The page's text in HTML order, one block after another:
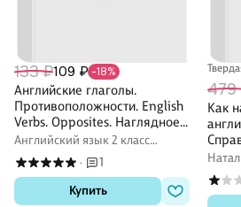
133 ₽109 ₽ -18%
Английские глаголы.
Противоположности. English
Verbs. Opposites. Наглядное
пособие для начальной
школы
Английский язык 2 класс
учебные пособия
·
1
Купить
479
Как